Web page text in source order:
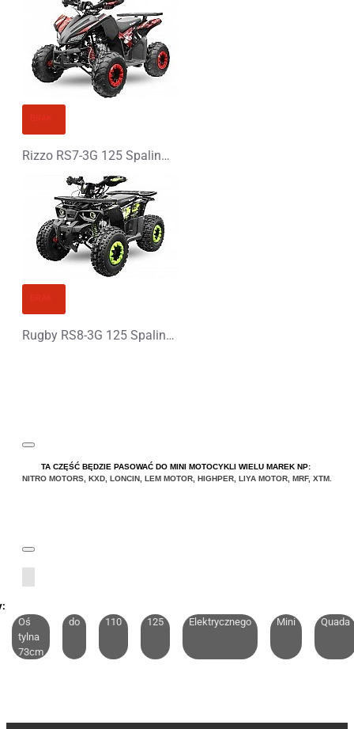
Rizzo RS7-3G 125 Spalinowy Midi Quad - PLATIN LINE
Rugby RS8-3G 125 Spalinowy Midi Quad - PLATIN LINE
TA CZĘŚĆ BĘDZIE PASOWAĆ DO MINI MOTOCYKLI WIELU MAREK NP:
NITRO MOTORS, KXD, LONCIN, LEM MOTOR, HIGHPER, LIYA MOTOR, MRF, XTM.
Oś
tylna
73cm
do 110 125 Elektrycznego Mini Quada